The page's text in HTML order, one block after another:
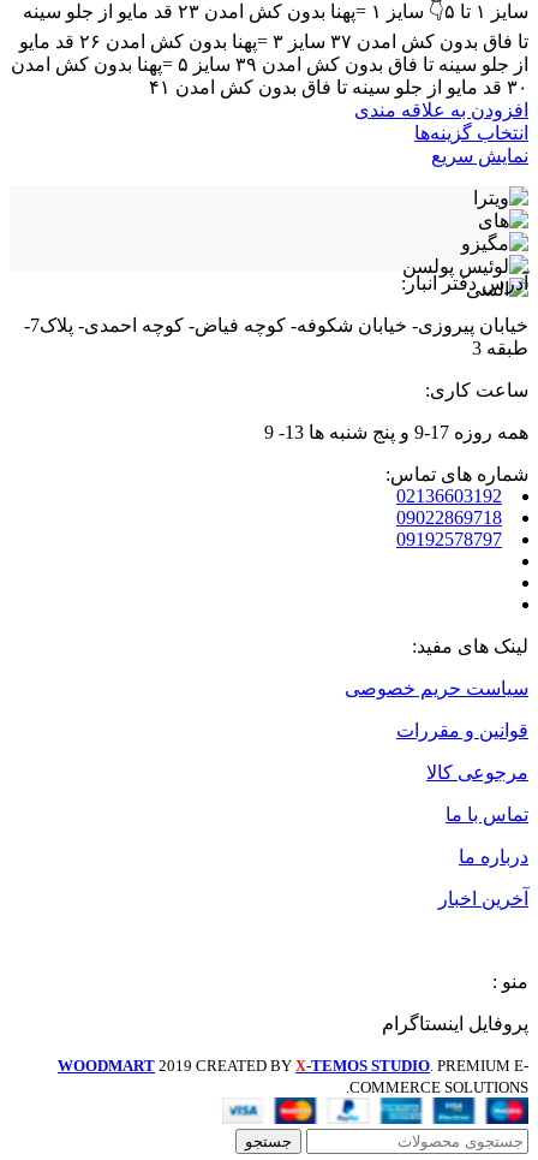
است
صفحه
محصول
انتخاب
شوند
سایز ۱ تا ۵👇 سایز ۱ =پهنا بدون کش امدن ۲۳ قد مایو از جلو سینه
تا فاق بدون کش امدن ۳۷ سایز ۳ =پهنا بدون کش امدن ۲۶ قد مایو
از جلو سینه تا فاق بدون کش امدن ۳۹ سایز ۵ =پهنا بدون کش امدن
۳۰ قد مایو از جلو سینه تا فاق بدون کش امدن ۴۱
افزودن به علاقه مندی
انتخاب گزینه‌ها
باشد.
گزینه
ممکن
محصول
شوند
نمایش سریع
آدرس دفتر انبار:
خیابان پیروزی- خیابان شکوفه- کوچه فیاض- کوچه احمدی- پلاک7-
طبقه 3
ساعت کاری:
همه روزه 17-9 و پنج شنبه ها 13- 9
شماره های تماس:
02136603192
09022869718
09192578797
لینک های مفید:
سیاست حریم خصوصی
قوانین و مقررات
مرجوعی کالا
تماس با ما
درباره ما
آخرین اخبار
منو :
پروفایل اینستاگرام
WOODMART 2019 CREATED BY X-TEMOS STUDIO. PREMIUM E-
COMMERCE SOLUTIONS.
جستجو